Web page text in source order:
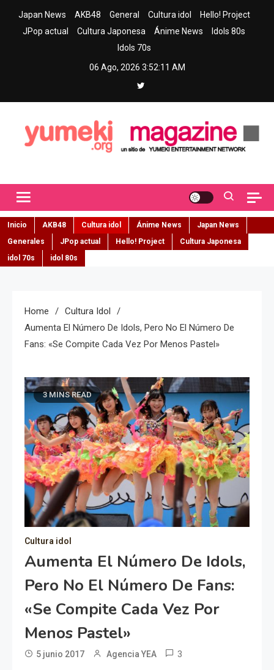
Japan News AKB48 General Cultura idol
Hello! Project
JPop actual
Cultura Japonesa Ánime News
Idols 80s
Idols 70s
06 Ago, 2026 3:52:13 AM
Inicio AKB48 Cultura idol Ánime News
Japan News
Generales
JPop actual Hello! Project
Cultura Japonesa
idol 70s
idol 80s
Home
Cultura Idol
Aumenta El Número De Idols, Pero No El Número De
Fans: «se Compite Cada Vez Por Menos Pastel»
3 MINS READ
Cultura idol
Aumenta El Número De Idols,
Pero No El Número De Fans:
«se Compite Cada Vez Por
Menos Pastel»
5 junio 2017 Agencia YEA 3